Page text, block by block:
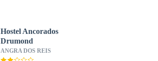
Hostel Ancorados
Drumond
ANGRA DOS REIS